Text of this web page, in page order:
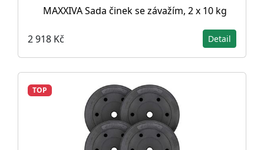
MAXXIVA Sada činek se závažím, 2 x 10 kg
2 918 Kč Detail
TOP